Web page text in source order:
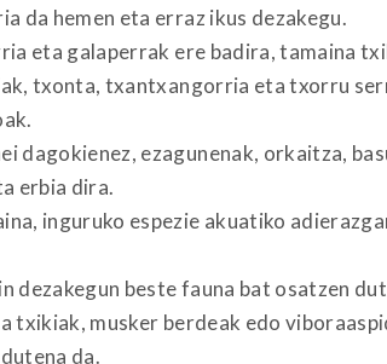
da hemen eta erraz ikus dezakegu.
eta galaperrak ere badira, tamaina
txonta, txantxangorria eta txorru
dagokienez, ezagunenak, orkaitza,
erbia dira.
inguruko espezie akuatiko
dezakegun beste fauna bat osatzen
txikiak, musker berdeak edo
da.